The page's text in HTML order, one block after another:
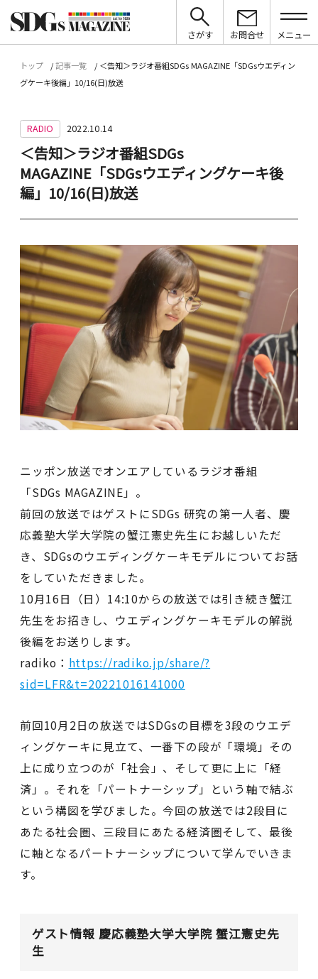
さがす お問合せ メニュー
トップ 記事一覧
＜告知＞ラジオ番組SDGs MAGAZINE「SDGsウエディン
グケーキ後編」10/16(日)放送
RADIO 2022.10.14
＜告知＞ラジオ番組SDGs
MAGAZINE「SDGsウエディングケーキ後
編」10/16(日)放送
ニッポン放送でオンエアしているラジオ番組
「SDGs MAGAZINE」。
前回の放送ではゲストにSDGs 研究の第一人者、慶
応義塾大学大学院の蟹江憲史先生にお越しいただ
き、SDGsのウエディングケーキモデルについてお話
をしていただきました。
10月16日（日）14:10からの放送では引き続き蟹江
先生をお招きし、ウエディングケーキモデルの解説
後編をお送りします。
radiko： https://radiko.jp/share/?
sid=LFR&t=20221016141000
前回10月2日の放送ではSDGsの目標を3段のウエデ
ィングケーキに見立て、一番下の段が「環境」その
上に成り立つのが「社会」、そして更に上に「経
済」。それを「パートナーシップ」という軸で結ぶ
という構図を学びました。今回の放送では2段目に
あたる社会圏、三段目にあたる経済圏そして、最後
に軸となるパートナーシップについて学んでいきま
す。
ゲスト情報 慶応義塾大学大学院 蟹江憲史先
生